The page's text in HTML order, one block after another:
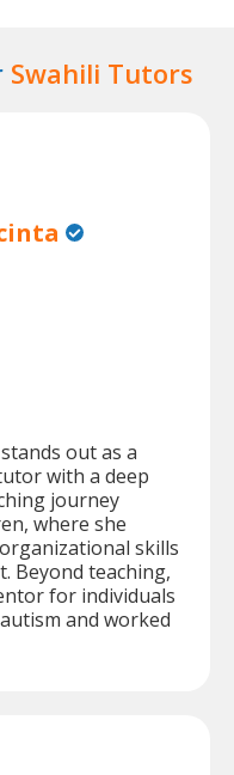
Swahili Tutors
out as a
with a deep
journey
where she
skills
Beyond teaching,
for individuals
and worked